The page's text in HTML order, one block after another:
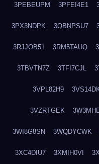
3PEBEUPM 3PFEI4E1
3PX3NDPK 3QBNPSU7
3RJJOB51 3RM5TAUQ
3TBVTN7Z 3TFI7CJL
3VPL82H9
3VZRTGEK
3WI8G8SN 3WQDYCWK
3XC4DIU7 3XMIH0VI